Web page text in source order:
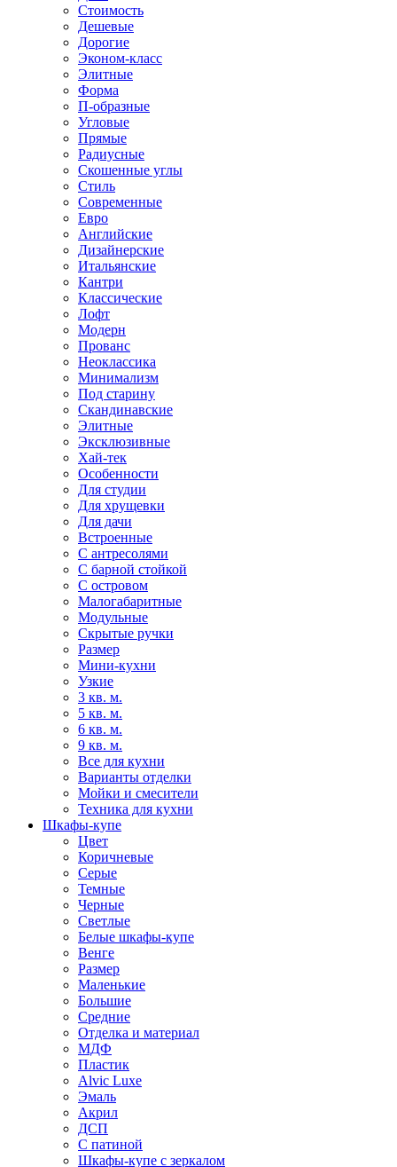
Стоимость
Дешевые
Дорогие
Эконом-класс
Элитные
Форма
П-образные
Угловые
Прямые
Радиусные
Скошенные углы
Стиль
Современные
Евро
Английские
Дизайнерские
Итальянские
Кантри
Классические
Лофт
Модерн
Прованс
Неоклассика
Минимализм
Под старину
Скандинавские
Элитные
Эксклюзивные
Хай-тек
Особенности
Для студии
Для хрущевки
Для дачи
Встроенные
С антресолями
С барной стойкой
С островом
Малогабаритные
Модульные
Скрытые ручки
Размер
Мини-кухни
Узкие
3 кв. м.
5 кв. м.
6 кв. м.
9 кв. м.
Все для кухни
Варианты отделки
Мойки и смесители
Техника для кухни
Шкафы-купе
Цвет
Коричневые
Серые
Темные
Черные
Светлые
Белые шкафы-купе
Венге
Размер
Маленькие
Большие
Средние
Отделка и материал
МДФ
Пластик
Alvic Luxe
Эмаль
Акрил
ДСП
С патиной
Шкафы-купе с зеркалом